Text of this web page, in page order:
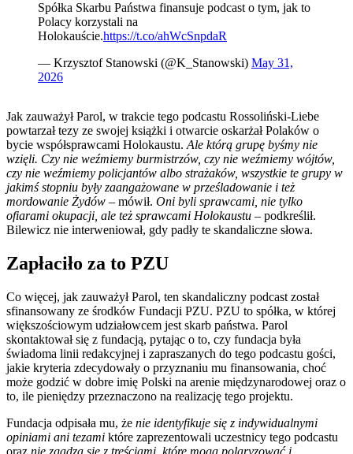
Spółka Skarbu Państwa finansuje podcast o tym, jak to
Polacy korzystali na
Holokauście.https://t.co/ahWcSnpdaR
— Krzysztof Stanowski (@K_Stanowski) May 31,
2026
Jak zauważył Parol, w trakcie tego podcastu Rossoliński-Liebe
powtarzał tezy ze swojej książki i otwarcie oskarżał Polaków o
bycie współsprawcami Holokaustu.Ale którą grupę byśmy nie
wzięli. Czy nie weźmiemy burmistrzów, czy nie weźmiemy wójtów,
czy nie weźmiemy policjantów albo strażaków, wszystkie te grupy w
jakimś stopniu były zaangażowane w prześladowanie i też
mordowanie Żydów – mówił. Oni byli sprawcami, nie tylko
ofiarami okupacji, ale też sprawcami Holokaustu – podkreślił.
Bilewicz nie interweniował, gdy padły te skandaliczne słowa.
Zapłaciło za to PZU
Co więcej, jak zauważył Parol, ten skandaliczny podcast został
sfinansowany ze środków Fundacji PZU. PZU to spółka, w której
większościowym udziałowcem jest skarb państwa. Parol
skontaktował się z fundacją, pytając o to, czy fundacja była
świadoma linii redakcyjnej i zapraszanych do tego podcastu gości,
jakie kryteria zdecydowały o przyznaniu mu finansowania, choć
może godzić w dobre imię Polski na arenie międzynarodowej oraz o
to, ile pieniędzy przeznaczono na realizację tego projektu.
Fundacja odpisała mu, że nie identyfikuje się z indywidualnymi
opiniami ani tezami które zaprezentowali uczestnicy tego podcastu